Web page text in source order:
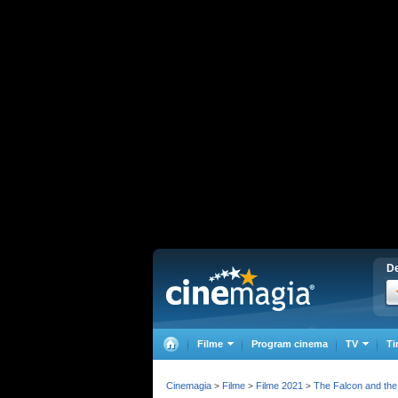
Filme Program cinema TV
Cinemagia > Filme > Filme 2021 > The Falcon and